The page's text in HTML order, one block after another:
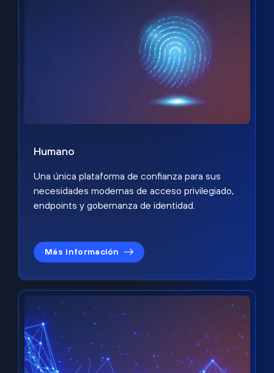
Humano
Una única plataforma de confianza para sus
necesidades modernas de acceso privilegiado,
endpoints y gobernanza de identidad.
Más información